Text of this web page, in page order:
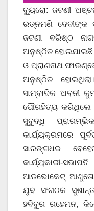
ବ୍ୟୁରୋ: ଜଟଣୀ
ରତ୍ନମଣି ଦେବୀଙ୍କ
ଜଟଣୀ ବରିଷ୍ଠ
ଅନୁଷ୍ଠିତ ହୋଇଯାଇଛି
ଓ ପ୍ରାଣନାଥ
ଅନୁଷ୍ଠିତ
ସାମ୍ବାଦିକ ଅବନୀ
ପୌରହିତ୍ୟ କରିଥିଲେ ।
ସୁବୁଦ୍ଧି
କାର୍ଯ୍ୟକ୍ରମରେ
ସାରଙ୍ଗଧର
କାର୍ଯ୍ୟକାରୀ-
ଆଡଭୋକେଟ୍
ଯୁବ ସଂଗଠକ
ହବିବୁର ରହେମନ,